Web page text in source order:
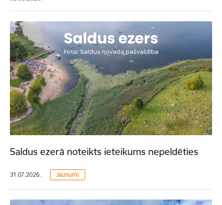
Saldus ezerā noteikts ieteikums nepeldēties
31.07.2026. Jaunumi